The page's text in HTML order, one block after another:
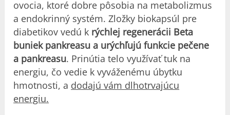
ovocia, ktoré dobre pôsobia na metabolizmus
a endokrinný systém. Zložky biokapsúl pre
diabetikov vedú k rýchlej regenerácii Beta
buniek pankreasu a urýchľujú funkcie pečene
a pankreasu. Prinútia telo využívať tuk na
energiu, čo vedie k vyváženému úbytku
hmotnosti, a dodajú vám dlhotrvajúcu
energiu.